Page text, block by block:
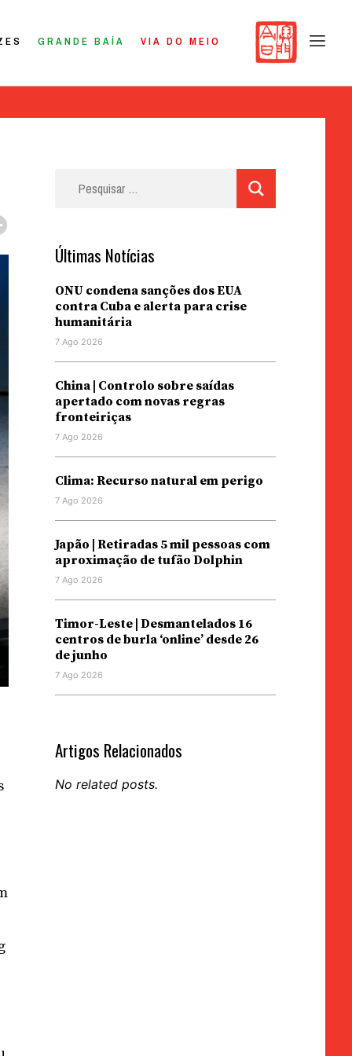
GRANDE BAÍA VIA DO MEIO
Últimas Notícias
ONU condena sanções dos EUA
contra Cuba e alerta para crise
humanitária
7 Ago 2026
China | Controlo sobre saídas
apertado com novas regras
fronteiriças
7 Ago 2026
Clima: Recurso natural em perigo
7 Ago 2026
Japão | Retiradas 5 mil pessoas com
aproximação de tufão Dolphin
7 Ago 2026
Timor-Leste | Desmantelados 16
centros de burla ‘online’ desde 26
de junho
7 Ago 2026
Artigos Relacionados
No related posts.